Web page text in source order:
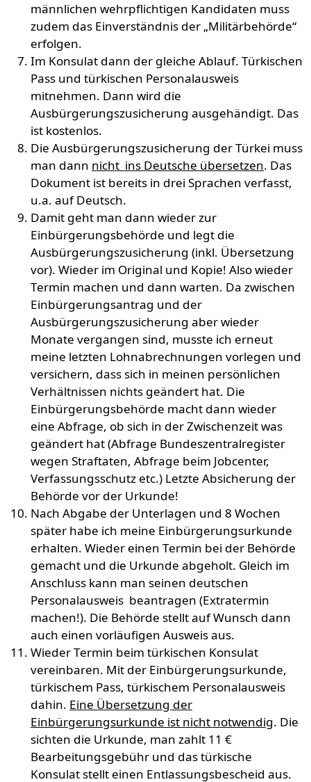
männlichen wehrpflichtigen Kandidaten muss
zudem das Einverständnis der „Militärbehörde“
erfolgen.
Im Konsulat dann der gleiche Ablauf. Türkischen
Pass und türkischen Personalausweis
mitnehmen. Dann wird die
Ausbürgerungszusicherung ausgehändigt. Das
ist kostenlos.
Die Ausbürgerungszusicherung der Türkei muss
man dann nicht ins Deutsche übersetzen. Das
Dokument ist bereits in drei Sprachen verfasst,
u.a. auf Deutsch.
Damit geht man dann wieder zur
Einbürgerungsbehörde und legt die
Ausbürgerungszusicherung (inkl. Übersetzung
vor). Wieder im Original und Kopie! Also wieder
Termin machen und dann warten. Da zwischen
Einbürgerungsantrag und der
Ausbürgerungszusicherung aber wieder
Monate vergangen sind, musste ich erneut
meine letzten Lohnabrechnungen vorlegen und
versichern, dass sich in meinen persönlichen
Verhältnissen nichts geändert hat. Die
Einbürgerungsbehörde macht dann wieder
eine Abfrage, ob sich in der Zwischenzeit was
geändert hat (Abfrage Bundeszentralregister
wegen Straftaten, Abfrage beim Jobcenter,
Verfassungsschutz etc.) Letzte Absicherung der
Behörde vor der Urkunde!
Nach Abgabe der Unterlagen und 8 Wochen
später habe ich meine Einbürgerungsurkunde
erhalten. Wieder einen Termin bei der Behörde
gemacht und die Urkunde abgeholt. Gleich im
Anschluss kann man seinen deutschen
Personalausweis beantragen (Extratermin
machen!). Die Behörde stellt auf Wunsch dann
auch einen vorläufigen Ausweis aus.
Wieder Termin beim türkischen Konsulat
vereinbaren. Mit der Einbürgerungsurkunde,
türkischem Pass, türkischem Personalausweis
dahin. Eine Übersetzung der
Einbürgerungsurkunde ist nicht notwendig. Die
sichten die Urkunde, man zahlt 11 €
Bearbeitungsgebühr und das türkische
Konsulat stellt einen Entlassungsbescheid aus.